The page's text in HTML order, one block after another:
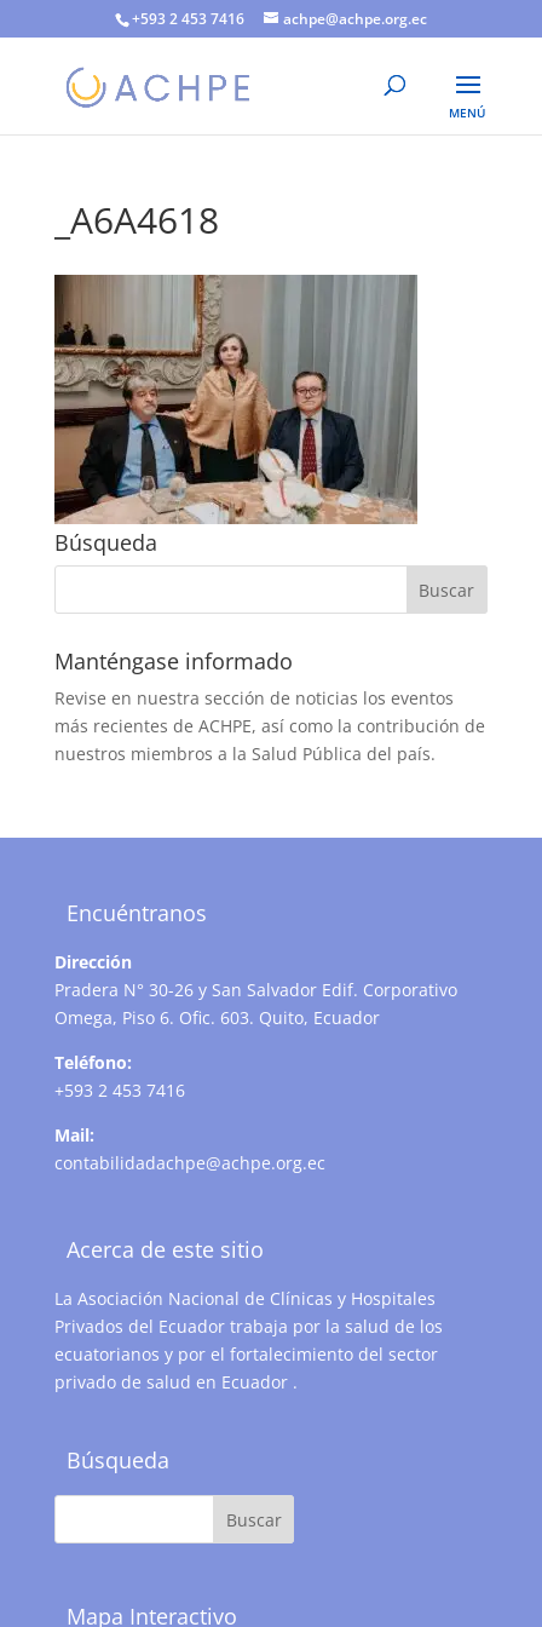
+593 2 453 7416 achpe@achpe.org.ec
_A6A4618
Búsqueda
Manténgase informado
Revise en nuestra sección de noticias los eventos
más recientes de ACHPE, así como la contribución de
nuestros miembros a la Salud Pública del país.
Encuéntranos
Dirección
Pradera N° 30-26 y San Salvador Edif. Corporativo
Omega, Piso 6. Ofic. 603. Quito, Ecuador
Teléfono:
+593 2 453 7416
Mail:
contabilidadachpe@achpe.org.ec
Acerca de este sitio
La Asociación Nacional de Clínicas y Hospitales
Privados del Ecuador trabaja por la salud de los
ecuatorianos y por el fortalecimiento del sector
privado de salud en Ecuador .
Búsqueda
Mapa Interactivo